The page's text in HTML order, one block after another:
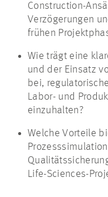
Construction-
Verzögerungen
frühen
Wie trägt eine
und der Einsatz
bei,
Labor- und
einzuhalten?
Welche Vorteile
Life-Sciences-